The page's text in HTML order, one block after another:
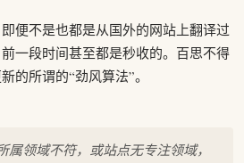
便不是也都是从国外的网站上翻译过
一段时间甚至都是秒收的。百思不得
的所谓的“劲风算法”。
属领域不符，或站点无专注领域，